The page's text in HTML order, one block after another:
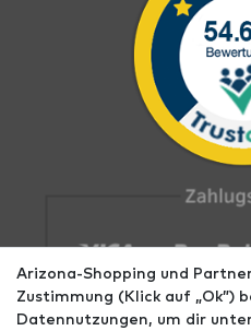
Arizona-Shopping und
Zustimmung (Klick auf „Ok”)
Datennutzungen, um dir